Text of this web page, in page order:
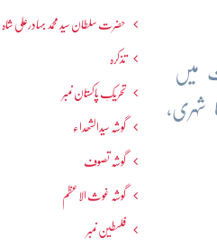
میں
شہری،
حضرت سلطان سید محمد بہادرعلی شاہ
تذکرہ
تحریکِ پاکستان نمبر
گوشہ سیدالشھداء
گوشہ تصوف
گوشہ غوث الاعظم
فلسطین نمبر